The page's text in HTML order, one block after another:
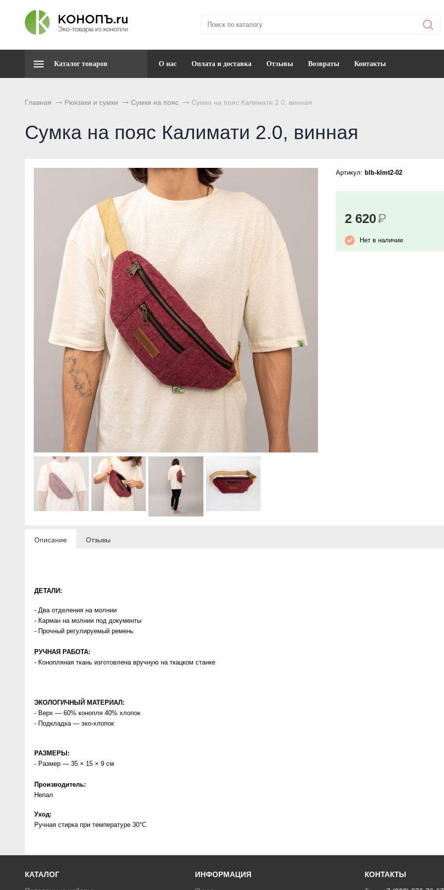
Каталог товаров О нас Оплата и доставка Отзывы Возвраты Контакты
Главная Рюкзаки и сумки Сумки на пояс Сумка на пояс Калимати 2.0, винная
Сумка на пояс Калимати 2.0, винная
Артикул: blb-klmt2-02
2 620Р
Нет в наличии
Описание Отзывы
ДЕТАЛИ:
- Два отделения на молнии
- Карман на молнии под документы
- Прочный регулируемый ремень
РУЧНАЯ РАБОТА:
- Конопляная ткань изготовлена вручную на ткацком станке
ЭКОЛОГИЧНЫЙ МАТЕРИАЛ:
- Верх — 60% конопля 40% хлопок
- Подкладка — эко-хлопок
РАЗМЕРЫ:
- Размер — 35 × 15 × 9 см
Производитель:
Непал
Уход:
Ручная стирка при температуре 30°C
КАТАЛОГ ИНФОРМАЦИЯ КОНТАКТЫ